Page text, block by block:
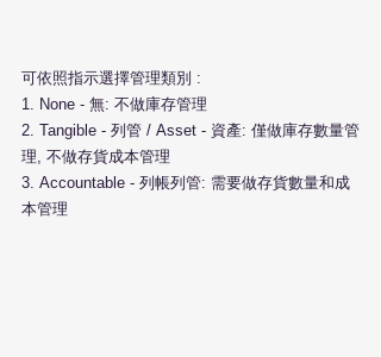
可依照指示選擇管理類別 :
1. None - 無: 不做庫存管理
2. Tangible - 列管 / Asset - 資產: 僅做庫存數量管
理, 不做存貨成本管理
3. Accountable - 列帳列管: 需要做存貨數量和成
本管理